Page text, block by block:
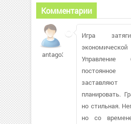
Комментарии
antago37
Игра
планировать.
но стильная.
но со